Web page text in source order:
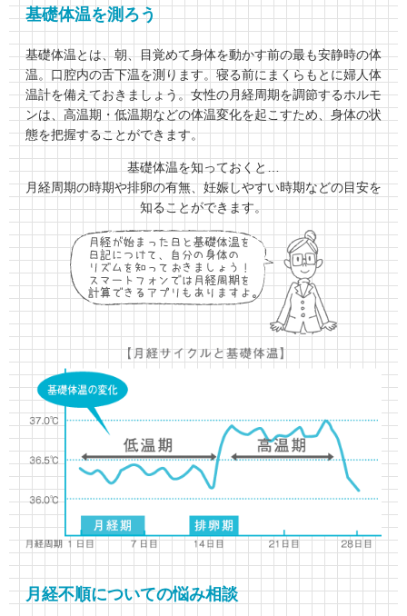
基礎体温を測ろう
基礎体温とは、朝、目覚めて身体を動かす前の最も安静時の体
温。口腔内の舌下温を測ります。寝る前にまくらもとに婦人体
温計を備えておきましょう。女性の月経周期を調節するホルモ
ンは、高温期・低温期などの体温変化を起こすため、身体の状
態を把握することができます。
基礎体温を知っておくと…
月経周期の時期や排卵の有無、妊娠しやすい時期などの目安を
知ることができます。
月経不順についての悩み相談